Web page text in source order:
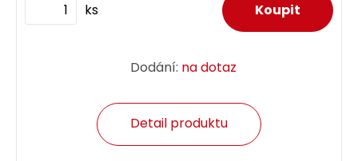
ks
Dodání: na dotaz
Detail produktu